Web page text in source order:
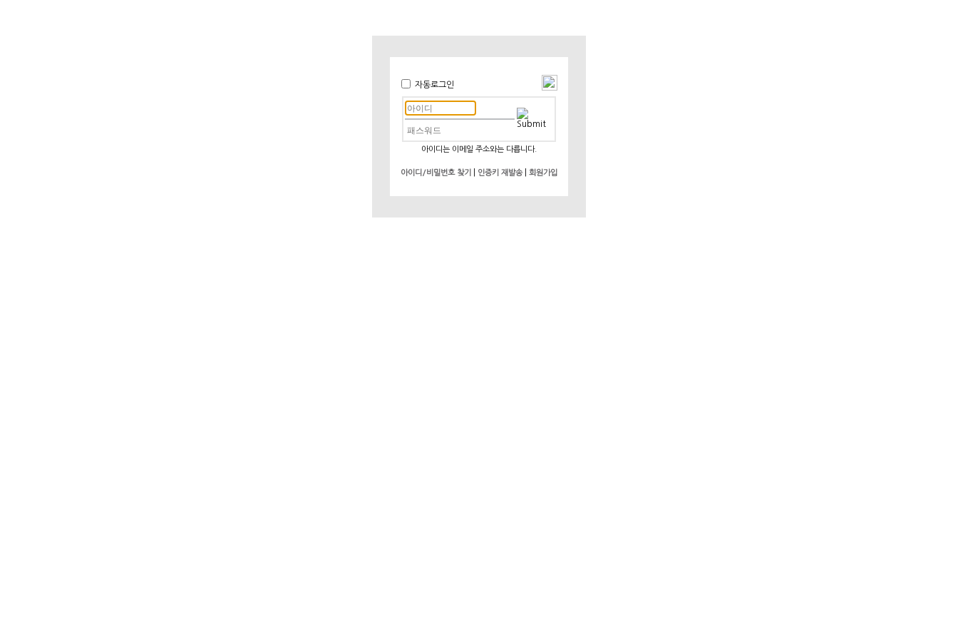
자동로그인
아이디는 이메일 주소와는 다릅니다.
아이디/비밀번호 찾기 인증키 재발송| 회원가입